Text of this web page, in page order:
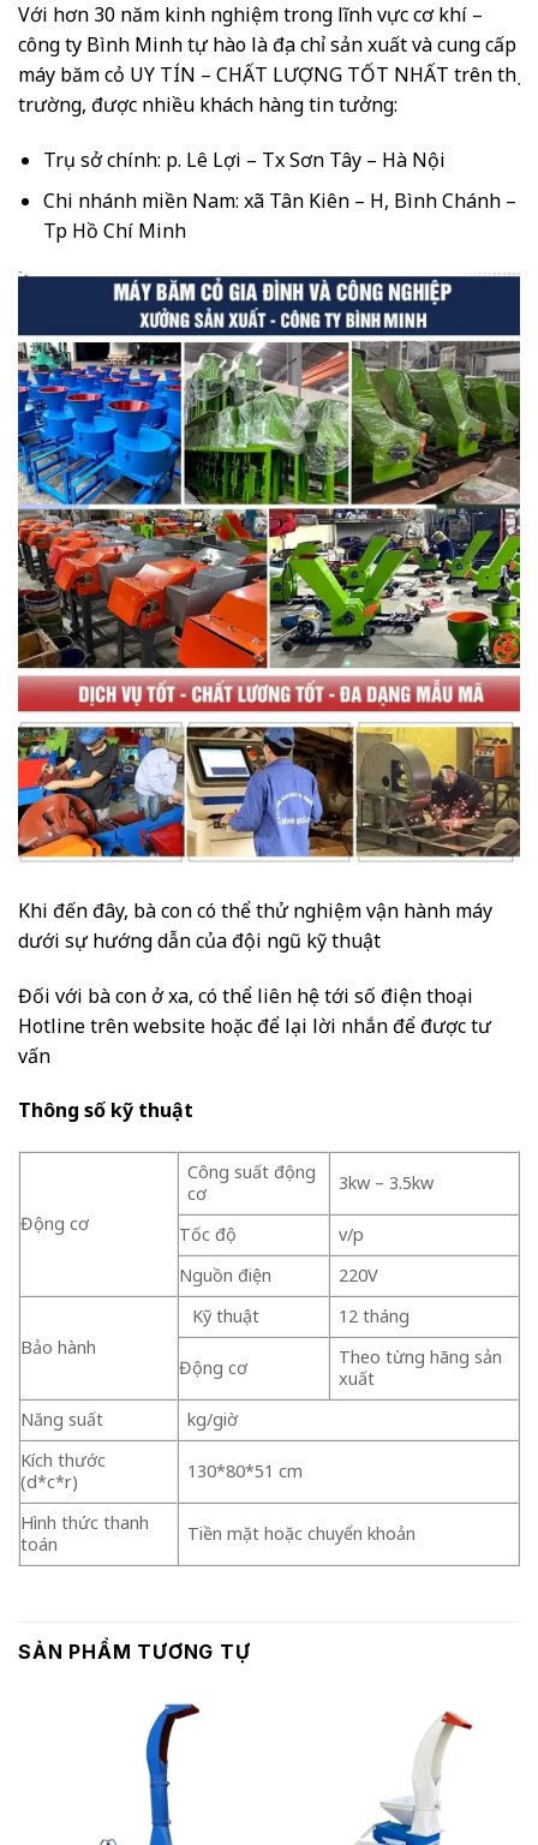
Với hơn 30 năm kinh nghiệm trong lĩnh vực cơ khí –
công ty Bình Minh tự hào là địa chỉ sản xuất và cung cấp
máy băm cỏ UY TÍN – CHẤT LƯỢNG TỐT NHẤT trên thị
trường, được nhiều khách hàng tin tưởng:
Trụ sở chính: p. Lê Lợi – Tx Sơn Tây – Hà Nội
Chi nhánh miền Nam: xã Tân Kiên – H, Bình Chánh –
Tp Hồ Chí Minh
Khi đến đây, bà con có thể thử nghiệm vận hành máy
dưới sự hướng dẫn của đội ngũ kỹ thuật
Đối với bà con ở xa, có thể liên hệ tới số điện thoại
Hotline trên website hoặc để lại lời nhắn để được tư
vấn
Thông số kỹ thuật
Động cơ
Công suất động
cơ
3kw – 3.5kw
Tốc độ
v/p
Nguồn điện
220V
Bảo hành
Kỹ thuật 12 tháng
Động cơ
Theo từng hãng sản
xuất
Năng suất
kg/giờ
Kích thước
(d*c*r)
130*80*51 cm
Hình thức thanh
toán
Tiền mặt hoặc chuyển khoản
SẢN PHẨM TƯƠNG TỰ